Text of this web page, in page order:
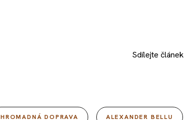
Sdílejte článek
HROMADNÁ DOPRAVA ALEXANDER BELLU